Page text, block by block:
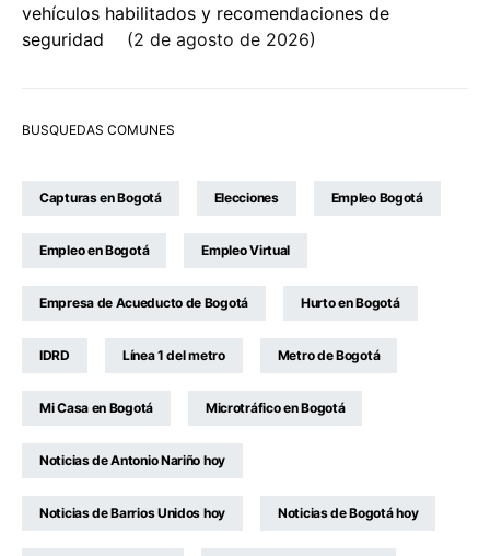
vehículos habilitados y recomendaciones de
seguridad
2 de agosto de 2026
BUSQUEDAS COMUNES
Capturas en Bogotá Elecciones Empleo Bogotá
Empleo en Bogotá Empleo Virtual
Empresa de Acueducto de Bogotá Hurto en Bogotá
IDRD Línea 1 del metro Metro de Bogotá
Mi Casa en Bogotá Microtráfico en Bogotá
Noticias de Antonio Nariño hoy
Noticias de Barrios Unidos hoy Noticias de Bogotá hoy